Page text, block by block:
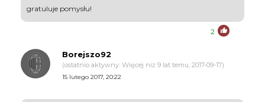
gratuluje pomysłu!
2
Borejszo92
(ostatnio aktywny: Więcej niż 9 lat temu, 2017-09-17)
15 lutego 2017, 20:22